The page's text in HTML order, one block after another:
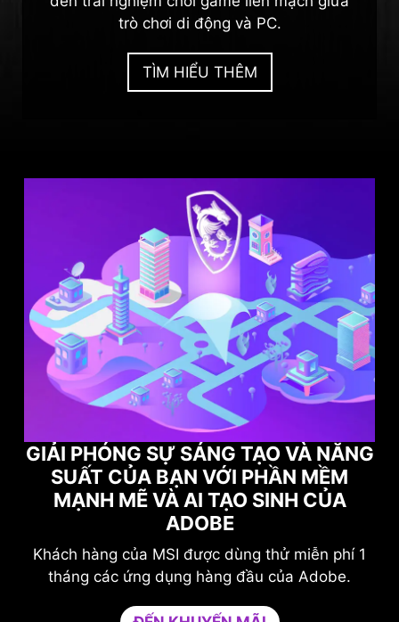
trò chơi di động và PC.
TÌM HIỂU THÊM
NĂNG
phí 1
TỐI ĐA HIỆU SUẤT CHƠI GAME
BẠN VỚI NORTON GAME
Nâng cao khả năng bảo vệ mà không
hưởng đến trò chơi của bạn.
Game Optimizer dành sức mạnh CPU cần
để có hiệu suất tối ưu trong trò chơi của